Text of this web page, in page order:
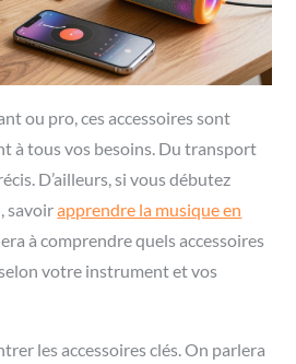
ou pro, ces accessoires sont
à tous vos besoins. Du transport
D’ailleurs, si vous débutez
savoirapprendre la musique en
à comprendre quels accessoires
votre instrument et vos
les accessoires clés. On parlera